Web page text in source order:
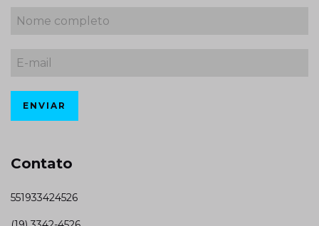
Contato
551933424526